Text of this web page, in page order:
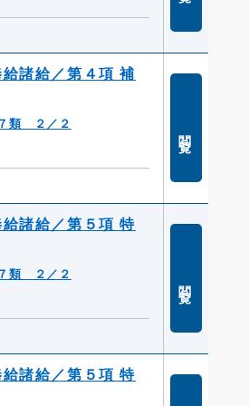
諸給／第４項 補
類 ２／２
諸給／第５項 特
類 ２／２
諸給／第５項 特